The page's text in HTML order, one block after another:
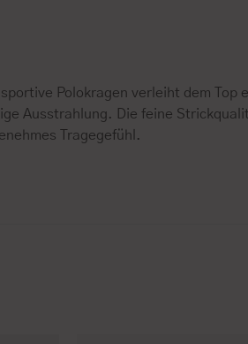
sportive Polokragen verleiht dem Top
Ausstrahlung. Die feine
Tragegefühl.